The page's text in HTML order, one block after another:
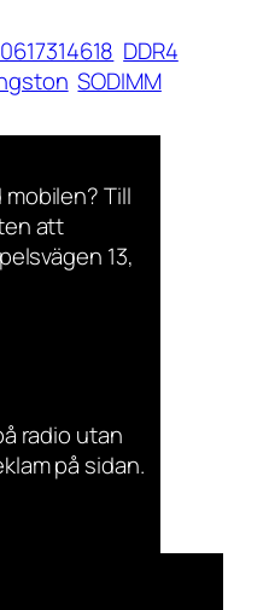
DDR4
SODIMM
Till
att
13,
radio utan
på sidan.